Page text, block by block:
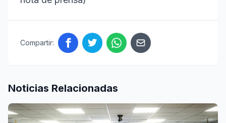
Compartir:
Noticias Relacionadas